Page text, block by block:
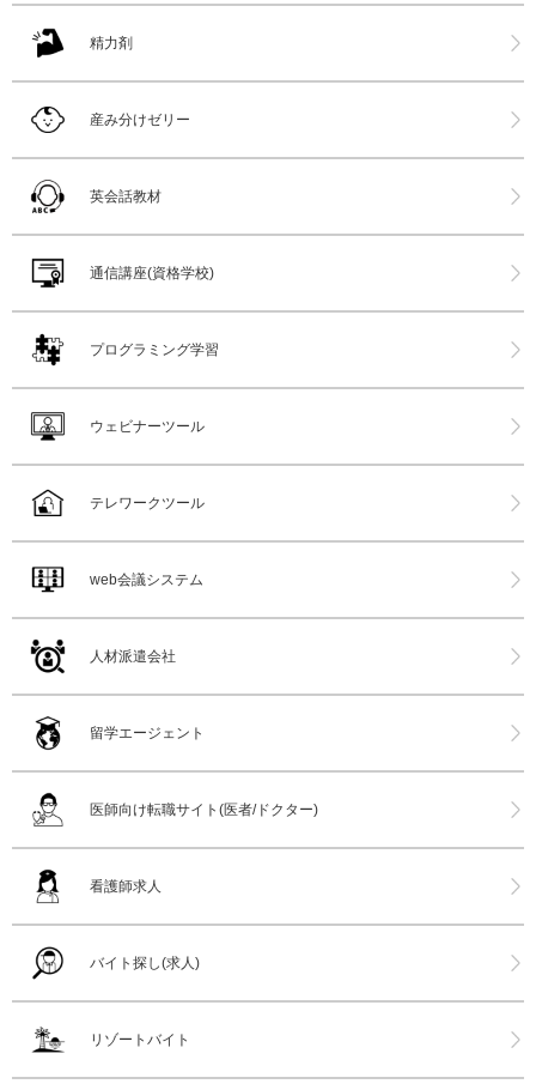
精力剤
産み分けゼリー
英会話教材
通信講座(資格学校)
プログラミング学習
ウェビナーツール
テレワークツール
web会議システム
人材派遣会社
留学エージェント
医師向け転職サイト(医者/ドクター)
看護師求人
バイト探し(求人)
リゾートバイト